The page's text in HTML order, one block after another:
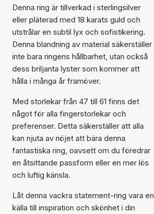
Artikeln har lagts till i
korgen
Denna ring är tillverkad i sterlingsilver
eller pläterad med 18 karats guld och
utstrålar en subtil lyx och sofistikering.
Denna blandning av material säkerställer
inte bara ringens hållbarhet, utan också
dess briljanta lyster som kommer att
hålla i många år framöver.
Med storlekar från 47 till 61 finns det
något för alla fingerstorlekar och
preferenser. Detta säkerställer att alla
kan njuta av nöjet att bära denna
fantastiska ring, oavsett om du föredrar
en åtsittande passform eller en mer lös
och luftig känsla.
Låt denna vackra statement-ring vara en
källa till inspiration och skönhet i din